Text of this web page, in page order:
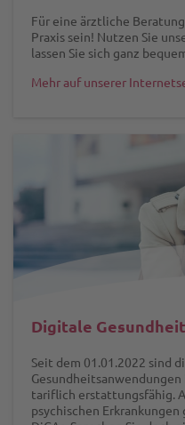
Für eine ärztliche
Praxis sein! Nutzen Sie
lassen Sie sich ganz
Mehr auf unserer
Digitale
Seit dem 01.01.2022 sind
tariflich erstattungsfähig.
psychischen